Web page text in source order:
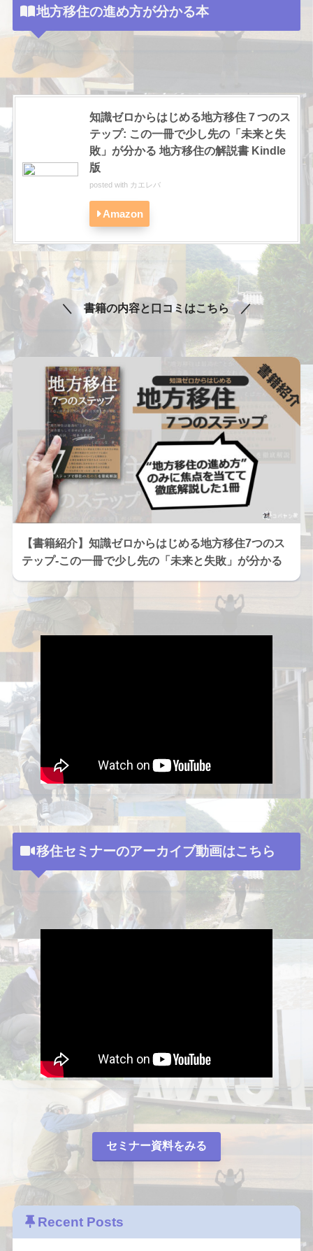
地方移住の進め方が分かる本
知識ゼロからはじめる地方移住７つのス
テップ: この一冊で少し先の「未来と失
敗」が分かる 地方移住の解説書 Kindle
版
posted with カエレバ
Amazon
＼ 書籍の内容と口コミはこちら ／
【書籍紹介】知識ゼロからはじめる地方移住7つのス
テップ-この一冊で少し先の「未来と失敗」が分かる
移住セミナーのアーカイブ動画はこちら
セミナー資料をみる
Recent Posts